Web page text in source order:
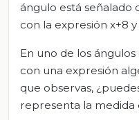
ángulo está señalado
con la expresión x+8
En uno de los
con una expresión
que observas,
representa la medida